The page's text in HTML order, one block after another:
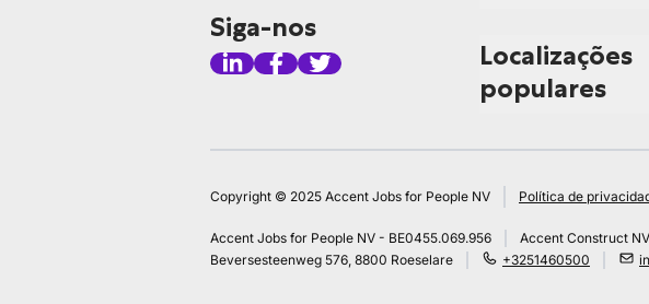
Siga-nos
Localizações
populares
Copyright © 2025 Accent Jobs for People NV Política de
Accent Jobs for People NV - BE0455.069.956 Accent Construct
Beversesteenweg 576, 8800 Roeselare
+3251460500